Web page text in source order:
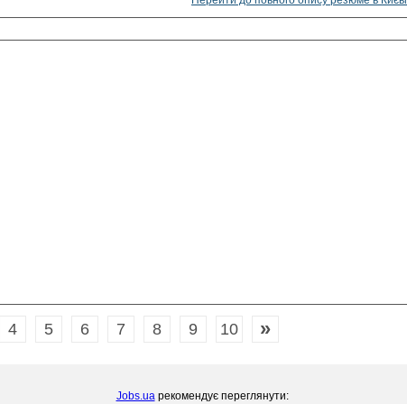
4 5 6 7 8 9 10 »
Jobs.uaрекомендує переглянути: